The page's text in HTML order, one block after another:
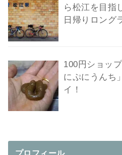
ら松江を目指
日帰りロング
100円ショッ
にぷにうんち
イ！
プロフィール